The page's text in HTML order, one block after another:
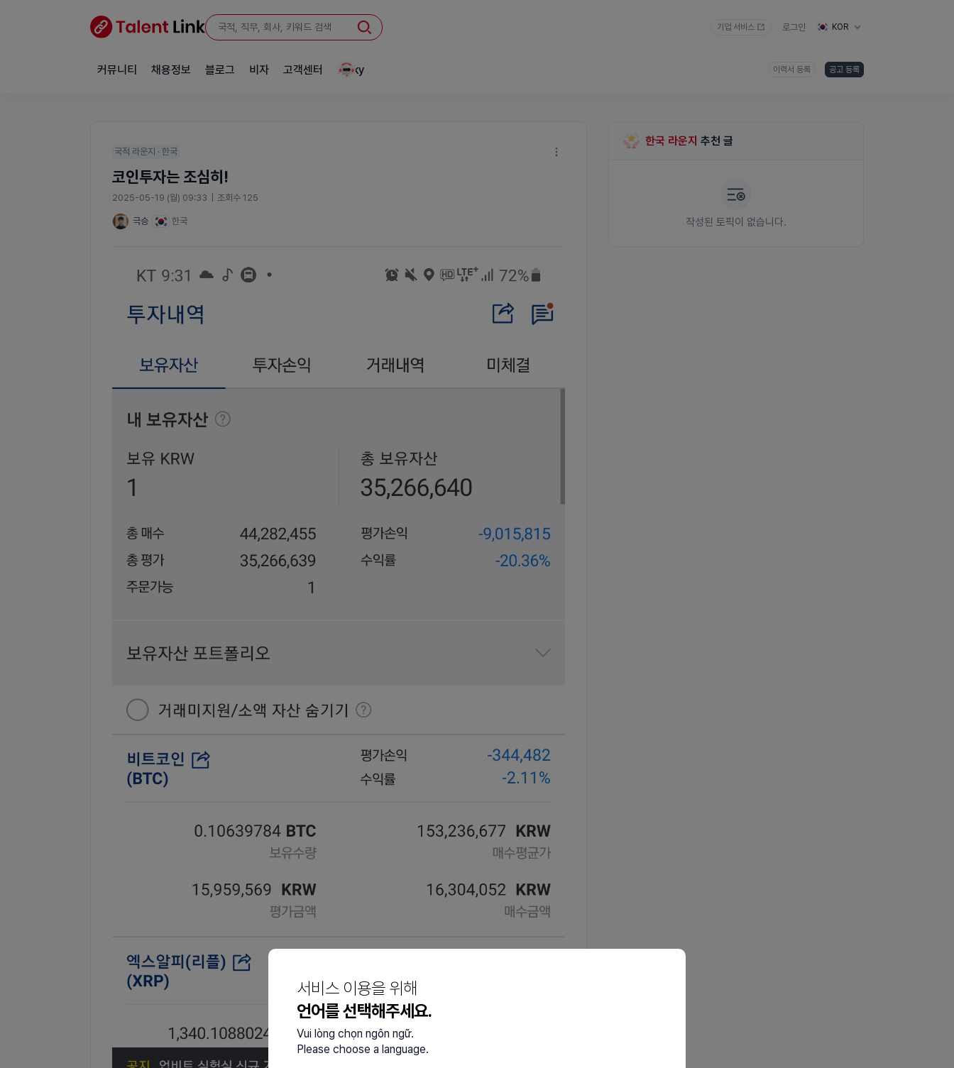
서비스 이용을 위해
언어를 선택해주세요.
Vui lòng chọn ngôn ngữ.
Please choose a language.
기업 서비스 로그인 KOR
커뮤니티 채용정보 블로그 비자 고객센터 Linky 이력서 등록 공고 등록
국적 라운지 · 한국
코인투자는 조심히!
2025-05-19 (월) 09:33 조회수 125
극승 한국
한국 라운지 추천 글
작성된 토픽이 없습니다.